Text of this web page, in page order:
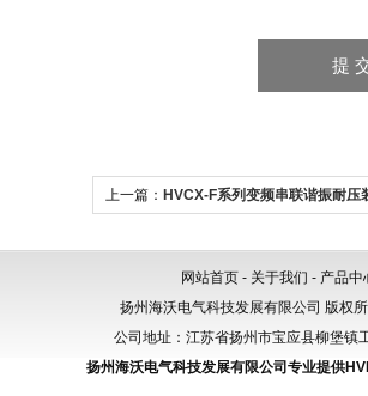
上一篇： HVCX-F系列变频串联谐振耐压
网站首页 - 关于我们 - 产品中
扬州海沃电气科技发展有限公司 版权
公司地址：江苏省扬州市宝应县柳堡
扬州海沃电气科技发展有限公司专业提供